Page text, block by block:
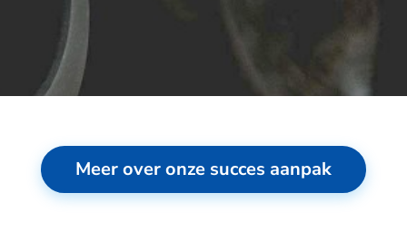
Meer over onze succes aanpak